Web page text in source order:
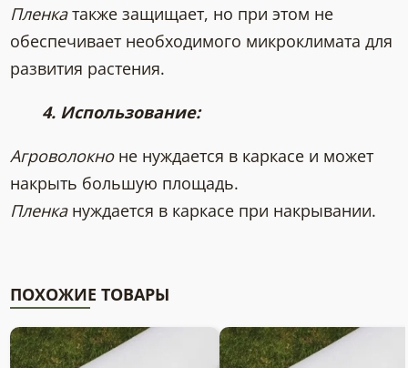
Пленкатакже защищает, но при этом не
обеспечивает необходимого микроклимата для
развития растения.
4. Использование:
Агроволокноне нуждается в каркасе и может
накрыть большую площадь.
Пленкануждается в каркасе при накрывании.
ПОХОЖИЕ ТОВАРЫ